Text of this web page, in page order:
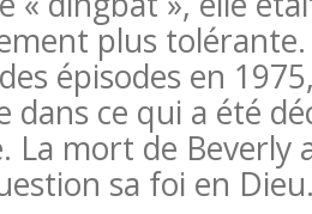
plus tolérante.
épisodes en
dans ce qui a été
La mort de Beverly
sa foi en